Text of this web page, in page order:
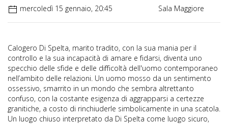
mercoledì 15 gennaio, 20:45 Sala Maggiore
Calogero Di Spelta, marito tradito, con la sua mania per il
controllo e la sua incapacità di amare e fidarsi, diventa uno
specchio delle sfide e delle difficoltà dell'uomo contemporaneo
nell’ambito delle relazioni. Un uomo mosso da un sentimento
ossessivo, smarrito in un mondo che sembra altrettanto
confuso, con la costante esigenza di aggrapparsi a certezze
granitiche, a costo di rinchiuderle simbolicamente in una scatola.
Un luogo chiuso interpretato da Di Spelta come luogo sicuro,